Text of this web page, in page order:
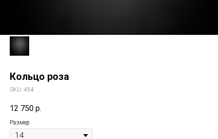
Кольцо роза
SKU: 454
12 750 р.
Размер